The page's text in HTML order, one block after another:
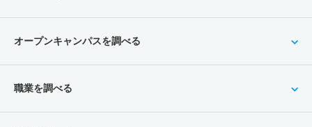
オープンキャンパスを調べる
職業を調べる